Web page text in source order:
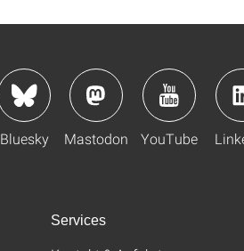
Bluesky Mastodon YouTube
Services